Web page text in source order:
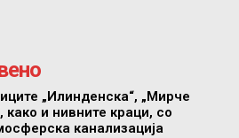
„Илинденска“, „Мирче
како и нивните краци, со
канализација